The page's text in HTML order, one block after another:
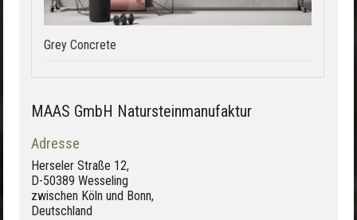
Grey Concrete
MAAS GmbH Natursteinmanufaktur
Adresse
Herseler Straße 12,
D-50389 Wesseling
zwischen Köln und Bonn,
Deutschland